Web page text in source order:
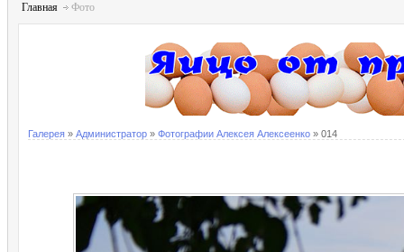
Главная Фото
Галерея » Администратор » Фотографии Алексея Алексеенко » 014